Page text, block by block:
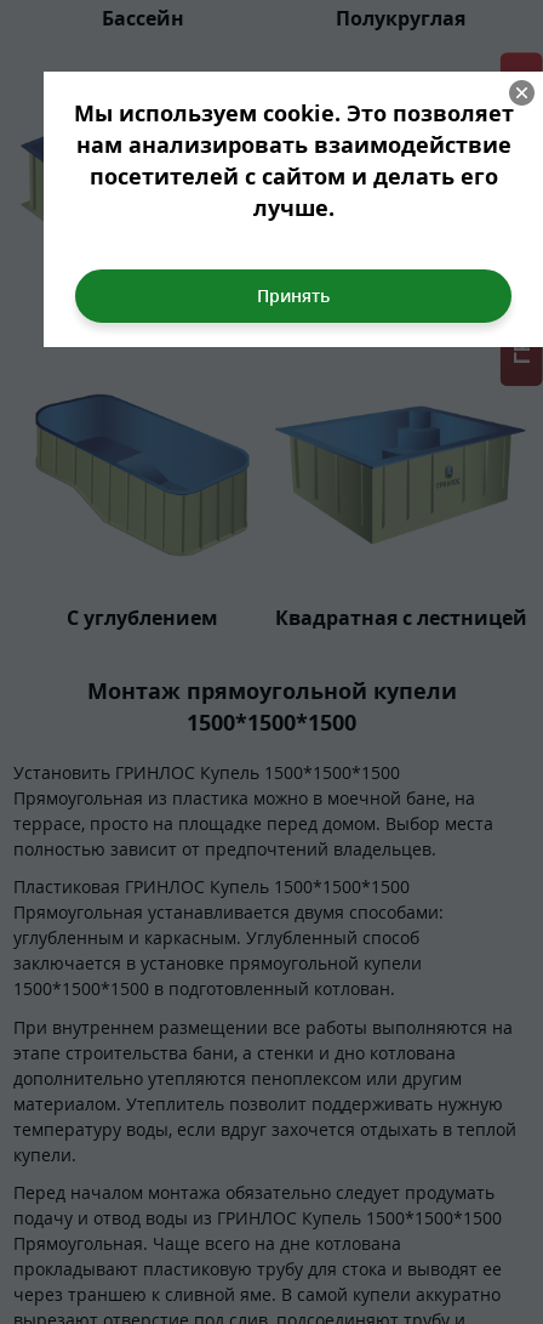
Бассейн Полукруглая
Крест С римской лестницей
С углублением Квадратная с лестницей
Монтаж прямоугольной купели
1500*1500*1500
Установить ГРИНЛОС Купель 1500*1500*1500
Прямоугольная из пластика можно в моечной бане, на
террасе, просто на площадке перед домом. Выбор места
полностью зависит от предпочтений владельцев.
Пластиковая ГРИНЛОС Купель 1500*1500*1500
Прямоугольная устанавливается двумя способами:
углубленным и каркасным. Углубленный способ
заключается в установке прямоугольной купели
1500*1500*1500 в подготовленный котлован.
При внутреннем размещении все работы выполняются на
этапе строительства бани, а стенки и дно котлована
дополнительно утепляются пеноплексом или другим
материалом. Утеплитель позволит поддерживать нужную
температуру воды, если вдруг захочется отдыхать в теплой
купели.
Перед началом монтажа обязательно следует продумать
подачу и отвод воды из ГРИНЛОС Купель 1500*1500*1500
Прямоугольная. Чаще всего на дне котлована
прокладывают пластиковую трубу для стока и выводят ее
через траншею к сливной яме. В самой купели аккуратно
ГРИНЛОС + скидка = 1 мин!
Мы используем cookie. Это позволяет
нам анализировать взаимодействие
посетителей с сайтом и делать его
лучше.